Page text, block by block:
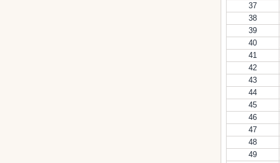
37
38
39
40
41
42
43
44
45
46
47
48
49